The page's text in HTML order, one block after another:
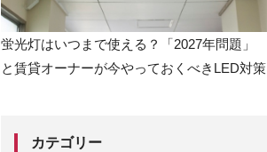
蛍光灯はいつまで使える？「2027年問題」
と賃貸オーナーが今やっておくべきLED対策
カテゴリー